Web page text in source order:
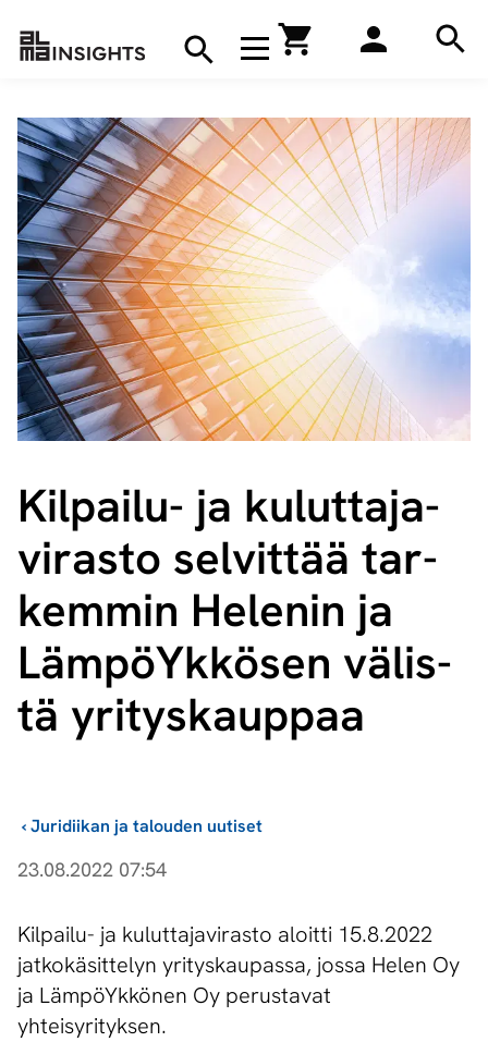
Avaa navigaatio
Hae
Kilpailu- ja ku­lut­ta­ja­
vi­ras­to sel­vit­tää tar­
kem­min He­le­nin ja
Läm­pöYk­kö­sen vä­lis­
tä yri­tys­kaup­paa
Juridiikan ja talouden uutiset
›
23.08.2022 07:54
Kilpailu- ja kuluttajavirasto aloitti 15.8.2022
jatkokäsittelyn yrityskaupassa, jossa Helen Oy
ja LämpöYkkönen Oy perustavat
yhteisyrityksen.